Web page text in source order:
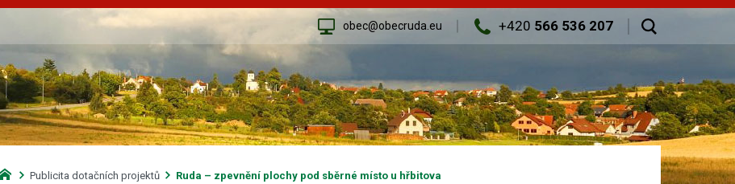
+420 566 536 207
obec@obecruda.eu
Publicita dotačních projektů Ruda – zpevnění plochy pod sběrné místo u hřbitova